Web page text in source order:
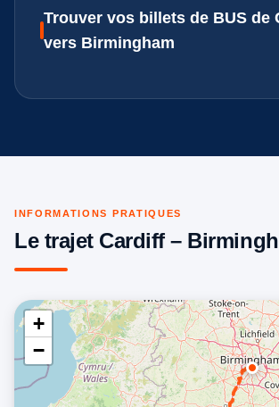
Trouver vos billets de BUS de
vers Birmingham
INFORMATIONS PRATIQUES
Le trajet Cardiff –
+
−